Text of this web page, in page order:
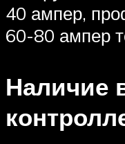
40 ампер,
60-80 ампер
Наличие